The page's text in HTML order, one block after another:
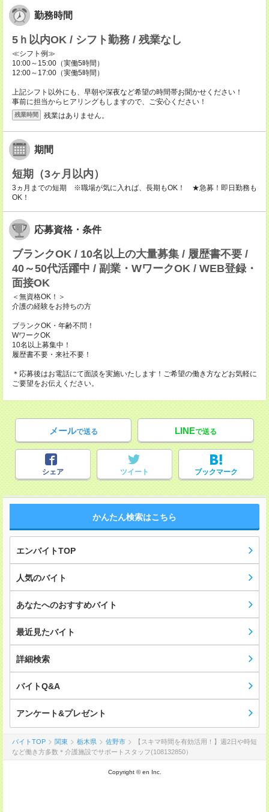
勤務時間
5ｈ以内OK / シフト勤務 / 残業なし
≪シフト例≫
10:00～15:00（実働5時間）
12:00～17:00（実働5時間）
上記シフト以外にも、早朝や深夜など希望の時間帯お聞かせください！
事前に担当からヒアリングもしますので、ご安心ください！
残業時間 残業はありません。
期間
短期（3ヶ月以内）
3ヵ月までの短期 ※職場が気に入れば、長期もOK！ ★急募！即日勤務も
OK！
応募資格・条件
ブランクOK / 10名以上の大量募集 / 履歴書不要 /
40～50代活躍中 / 副業・WワークOK / WEB登録・
面接OK
＜無資格OK！＞
介護の経験をお持ちの方
ブランクOK・年齢不問！
WワークOK
10名以上募集中！
履歴書不要・来社不要！
＊応募後はお電話にて面談を実施いたします！ご希望の働き方などお気軽に
ご要望をお伝えください。
メールで送る LINEで送る
シェア ツイート ブックマーク
かんたん検索はこちら
エンバイトTOP
人気のバイト
あなたへのおすすめバイト
最近見たバイト
詳細検索
バイトQ&A
アンケート&プレゼント
バイトTOP 関東 栃木県 佐野市
【スキマ時間を有効活用！】週2日や時短
など働き方多数＊介護施設でサポートスタッフ(108132850）
Copyright © en Inc.